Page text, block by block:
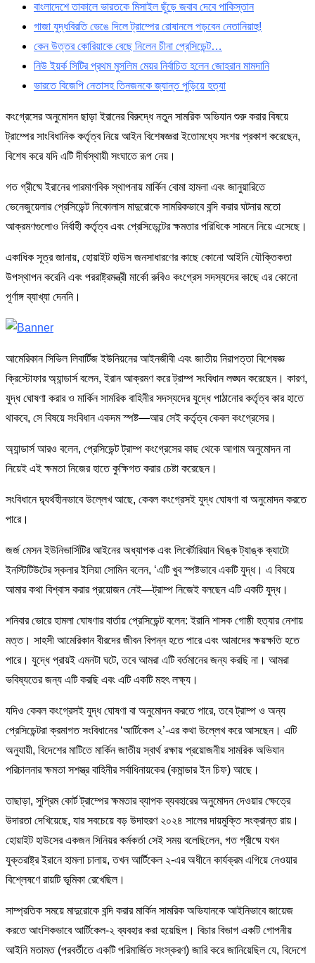
বাংলাদেশে তাকালে ভারতকে মিসাইল ছুঁড়ে জবাব দেবে পাকিস্তান
গাজা যুদ্ধবিরতি ভেঙে দিলে ট্রাম্পের রোষানলে পড়বেন নেতানিয়াহু!
কেন উত্তর কোরিয়াকে বেছে নিলেন চীনা প্রেসিডেন্ট…
নিউ ইয়র্ক সিটির প্রথম মুসলিম মেয়র নির্বাচিত হলেন জোহরান মামদানি
ভারতে বিজেপি নেতাসহ তিনজনকে জ্যান্ত পুড়িয়ে হত্যা
কংগ্রেসের অনুমোদন ছাড়া ইরানের বিরুদ্ধে নতুন সামরিক অভিযান শুরু করার বিষয়ে
ট্রাম্পের সাংবিধানিক কর্তৃত্ব নিয়ে আইন বিশেষজ্ঞরা ইতোমধ্যে সংশয় প্রকাশ করেছেন,
বিশেষ করে যদি এটি দীর্ঘস্থায়ী সংঘাতে রূপ নেয়।
গত গ্রীষ্মে ইরানের পারমাণবিক স্থাপনায় মার্কিন বোমা হামলা এবং জানুয়ারিতে
ভেনেজুয়েলার প্রেসিডেন্ট নিকোলাস মাদুরোকে সামরিকভাবে বন্দি করার ঘটনার মতো
আক্রমণগুলোও নির্বাহী কর্তৃত্ব এবং প্রেসিডেন্টের ক্ষমতার পরিধিকে সামনে নিয়ে এসেছে।
একাধিক সূত্র জানায়, হোয়াইট হাউস জনসাধারণের কাছে কোনো আইনি যৌক্তিকতা
উপস্থাপন করেনি এবং পররাষ্ট্রমন্ত্রী মার্কো রুবিও কংগ্রেস সদস্যদের কাছে এর কোনো
পূর্ণাঙ্গ ব্যাখ্যা দেননি।
আমেরিকান সিভিল লিবার্টিজ ইউনিয়নের আইনজীবী এবং জাতীয় নিরাপত্তা বিশেষজ্ঞ
ক্রিস্টোফার অ্যান্ডার্স বলেন, ইরান আক্রমণ করে ট্রাম্প সংবিধান লঙ্ঘন করেছেন। কারণ,
যুদ্ধ ঘোষণা করার ও মার্কিন সামরিক বাহিনীর সদস্যদের যুদ্ধে পাঠানোর কর্তৃত্ব কার হাতে
থাকবে, সে বিষয়ে সংবিধান একদম স্পষ্ট—আর সেই কর্তৃত্ব কেবল কংগ্রেসের।
অ্যান্ডার্স আরও বলেন, প্রেসিডেন্ট ট্রাম্প কংগ্রেসের কাছ থেকে আগাম অনুমোদন না
নিয়েই এই ক্ষমতা নিজের হাতে কুক্ষিগত করার চেষ্টা করেছেন।
সংবিধানে দ্ব্যর্থহীনভাবে উল্লেখ আছে, কেবল কংগ্রেসই যুদ্ধ ঘোষণা বা অনুমোদন করতে
পারে।
জর্জ মেসন ইউনিভার্সিটির আইনের অধ্যাপক এবং লিবের্টারিয়ান থিঙ্ক ট্যাঙ্ক ক্যাটো
ইনস্টিটিউটের স্কলার ইলিয়া সোমিন বলেন, ‘এটি খুব স্পষ্টভাবে একটি যুদ্ধ। এ বিষয়ে
আমার কথা বিশ্বাস করার প্রয়োজন নেই—ট্রাম্প নিজেই বলছেন এটি একটি যুদ্ধ।
শনিবার ভোরে হামলা ঘোষণার বার্তায় প্রেসিডেন্ট বলেন: ইরানি শাসক গোষ্ঠী হত্যার নেশায়
মত্ত। সাহসী আমেরিকান বীরদের জীবন বিপন্ন হতে পারে এবং আমাদের ক্ষয়ক্ষতি হতে
পারে। যুদ্ধে প্রায়ই এমনটা ঘটে, তবে আমরা এটি বর্তমানের জন্য করছি না। আমরা
ভবিষ্যতের জন্য এটি করছি এবং এটি একটি মহৎ লক্ষ্য।
যদিও কেবল কংগ্রেসই যুদ্ধ ঘোষণা বা অনুমোদন করতে পারে, তবে ট্রাম্প ও অন্য
প্রেসিডেন্টরা ক্রমাগত সংবিধানের ‘আর্টিকেল ২’-এর কথা উল্লেখ করে আসছেন। এটি
অনুযায়ী, বিদেশের মাটিতে মার্কিন জাতীয় স্বার্থ রক্ষায় প্রয়োজনীয় সামরিক অভিযান
পরিচালনার ক্ষমতা সশস্ত্র বাহিনীর সর্বাধিনায়কের (কমান্ডার ইন চিফ) আছে।
তাছাড়া, সুপ্রিম কোর্ট ট্রাম্পের ক্ষমতার ব্যাপক ব্যবহারের অনুমোদন দেওয়ার ক্ষেত্রে
উদারতা দেখিয়েছে, যার সবচেয়ে বড় উদাহরণ ২০২৪ সালের দায়মুক্তি সংক্রান্ত রায়।
হোয়াইট হাউসের একজন সিনিয়র কর্মকর্তা সেই সময় বলেছিলেন, গত গ্রীষ্মে যখন
যুক্তরাষ্ট্র ইরানে হামলা চালায়, তখন আর্টিকেল ২-এর অধীনে কার্যক্রম এগিয়ে নেওয়ার
বিশ্লেষণে রায়টি ভূমিকা রেখেছিল।
সাম্প্রতিক সময়ে মাদুরোকে বন্দি করার মার্কিন সামরিক অভিযানকে আইনিভাবে জায়েজ
করতে আংশিকভাবে আর্টিকেল-২ ব্যবহার করা হয়েছিল। বিচার বিভাগ একটি গোপনীয়
আইনি মতামত (পরবর্তীতে একটি পরিমার্জিত সংস্করণ) জারি করে জানিয়েছিল যে, বিদেশে